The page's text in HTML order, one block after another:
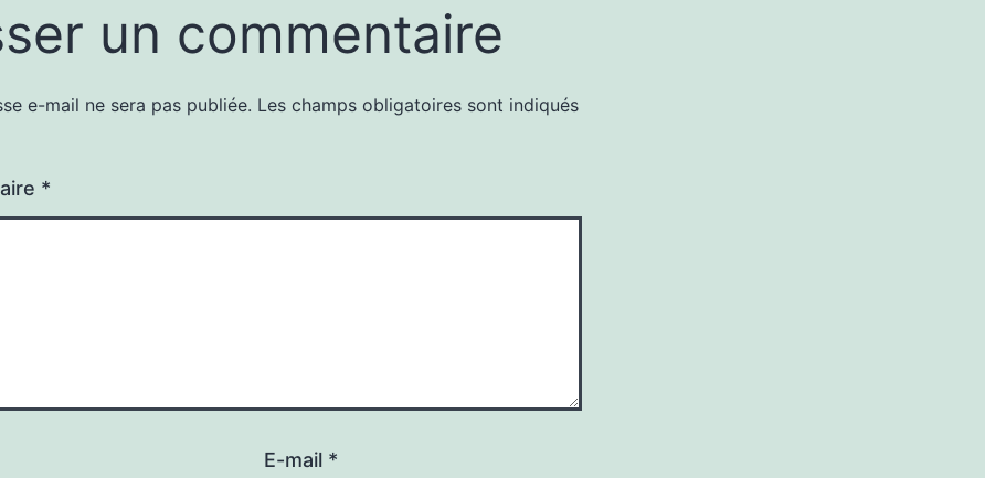
un commentaire
e-mail ne sera pas publiée. Les champs obligatoires sont indiqués
*
E-mail *